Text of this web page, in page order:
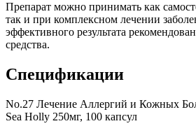
Препарат можно принимать как
так и при комплексном лечении
эффективного результата
средства.
Спецификации
No.27 Лечение Аллергий и Кожных
Sea Holly 250мг, 100 капсул